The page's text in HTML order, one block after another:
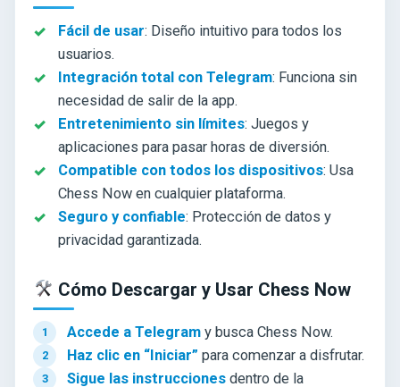
Fácil de usar: Diseño intuitivo para todos los
usuarios.
Integración total con Telegram: Funciona sin
necesidad de salir de la app.
Entretenimiento sin límites: Juegos y
aplicaciones para pasar horas de diversión.
Compatible con todos los dispositivos: Usa
Chess Now en cualquier plataforma.
Seguro y confiable: Protección de datos y
privacidad garantizada.
Cómo Descargar y Usar Chess Now
Accede a Telegram y busca Chess Now.
Haz clic en “Iniciar” para comenzar a disfrutar.
Sigue las instrucciones dentro de la